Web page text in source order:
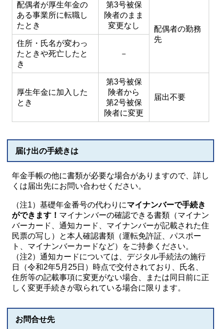
配偶者が厚生年金の
ある事業所に転職し
たとき
第3号被保
険者のまま
変更なし
配偶者の勤務
先
住所・氏名が変わっ
たときや死亡したと
き
－
厚生年金に加入した
とき
第3号被保
険者から
第2号被保
険者に変更
届出不要
届け出の手続きは
年金手帳の他に書類が必要な場合がありますので、詳し
くは届出先にお問い合わせください。
（注1）基礎年金番号の代わりにマイナンバーで手続き
ができます！ マイナンバーの確認できる書類（マイナン
バーカード、通知カード、マイナンバーが記載された住
民票の写し）と本人確認書類（運転免許証、パスポー
ト、マイナンバーカードなど）をご持参ください。
（注2）通知カードについては、デジタル手続法の施行
日（令和2年5月25日）時点で交付されており、氏名、
住所等の記載事項に変更がない場合、または同日前に正
しく変更手続きが取られている場合に限ります。
お問合せ先